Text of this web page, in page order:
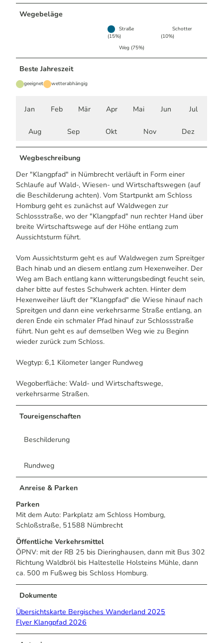
Wegebeläge
Straße
(15%)
Schotter
(10%)
Weg (75%)
Beste Jahreszeit
geeignet wetterabhängig
Jan Feb Mär Apr Mai Jun Jul
Aug Sep Okt Nov Dez
Wegbeschreibung
Der "Klangpfad" in Nümbrecht verläuft in Form einer
Schlaufe auf Wald-, Wiesen- und Wirtschaftswegen (auf
die Beschilderung achten). Vom Startpunkt am Schloss
Homburg geht es zunächst auf Waldwegen zur
Schlossstraße, wo der "Klangpfad" nun rechter Hand über
breite Wirtschaftswege auf der Höhe entlang zum
Aussichtsturm führt.
Vom Aussichtsturm geht es auf Waldwegen zum Spreitger
Bach hinab und an diesem entlang zum Hexenweiher. Der
Weg am Bach entlang kann witterungsbedingt feucht sein,
daher bitte auf festes Schuhwerk achten. Hinter dem
Hexenweiher läuft der "Klangpfad" die Wiese hinauf nach
Spreitgen und dann eine verkehrsarme Straße entlang, an
deren Ende ein schmaler Pfad hinauf zur Schlossstraße
führt. Nun geht es auf demselben Weg wie zu Beginn
wieder zurück zum Schloss.
Wegtyp: 6,1 Kilometer langer Rundweg
Wegoberfläche: Wald- und Wirtschaftswege,
verkehrsarme Straßen.
Toureigenschaften
Beschilderung
Rundweg
Anreise & Parken
Parken
Mit dem Auto: Parkplatz am Schloss Homburg,
Schloßstraße, 51588 Nümbrecht
Öffentliche Verkehrsmittel
ÖPNV: mit der RB 25 bis Dieringhausen, dann mit Bus 302
Richtung Waldbröl bis Haltestelle Holsteins Mühle, dann
ca. 500 m Fußweg bis Schloss Homburg.
Dokumente
Übersichtskarte Bergisches Wanderland 2025
Flyer Klangpfad 2026